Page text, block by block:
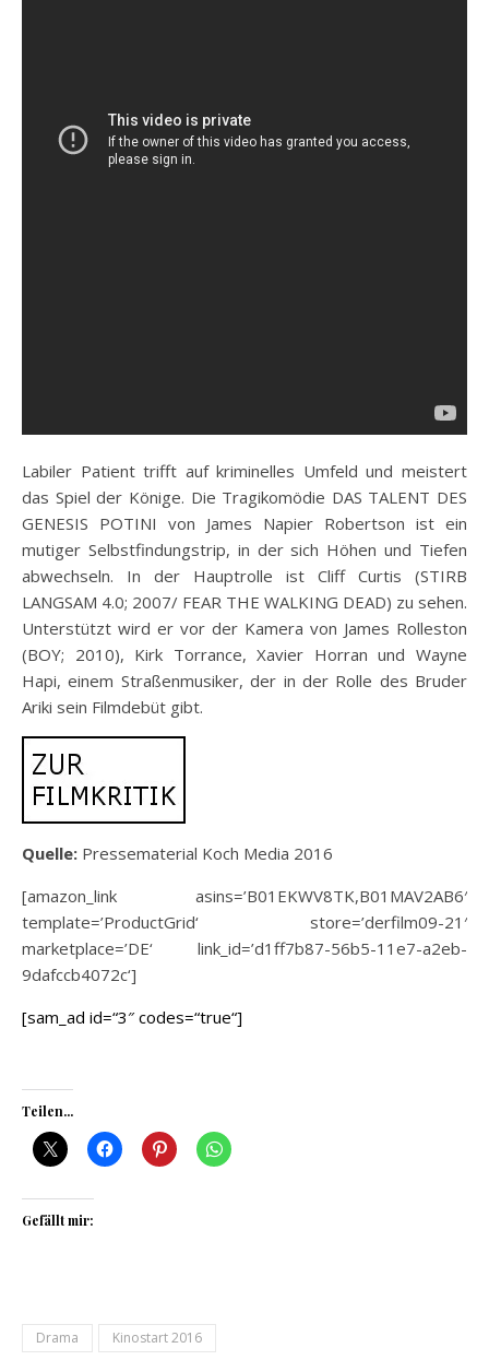
Labiler Patient trifft auf kriminelles Umfeld und meistert
das Spiel der Könige. Die Tragikomödie DAS TALENT DES
GENESIS POTINI von James Napier Robertson ist ein
mutiger Selbstfindungstrip, in der sich Höhen und Tiefen
abwechseln. In der Hauptrolle ist Cliff Curtis (STIRB
LANGSAM 4.0; 2007/ FEAR THE WALKING DEAD) zu sehen.
Unterstützt wird er vor der Kamera von James Rolleston
(BOY; 2010), Kirk Torrance, Xavier Horran und Wayne
Hapi, einem Straßenmusiker, der in der Rolle des Bruder
Ariki sein Filmdebüt gibt.
Quelle: Pressematerial Koch Media 2016
[amazon_link asins=’B01EKWV8TK,B01MAV2AB6′
template=’ProductGrid‘ store=’derfilm09-21′
marketplace=’DE‘ link_id=’d1ff7b87-56b5-11e7-a2eb-
9dafccb4072c‘]
[sam_ad id=“3″ codes=“true“]
Teilen...
Gefällt mir:
Drama Kinostart 2016